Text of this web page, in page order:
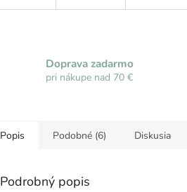
Doprava zadarmo
pri nákupe nad 70 €
Popis Podobné (6) Diskusia
Podrobný popis